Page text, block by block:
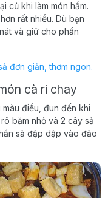
củ khi làm món hầm.
rất nhiều. Dù bạn
và giữ cho phần
đơn giản, thơm ngon.
cà ri chay
điều, đun đến khi
băm nhỏ và 2 cây sả
sả đập dập vào đảo